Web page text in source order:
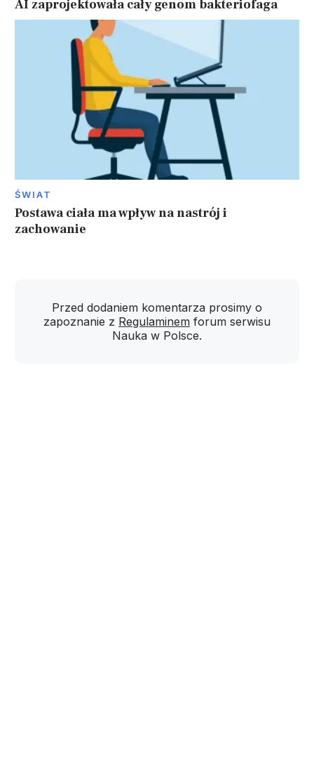
AI zaprojektowała cały genom bakteriofaga
ŚWIAT
Postawa ciała ma wpływ na nastrój i
zachowanie
Przed dodaniem komentarza prosimy o
zapoznanie z Regulaminem forum serwisu
Nauka w Polsce.